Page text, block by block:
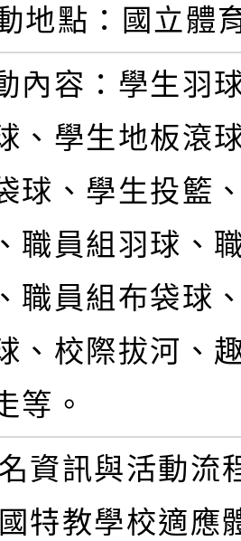
地點：國立體
內容：學生羽
、學生地板滾
球、學生投籃
職員組羽球、
職員組布袋球
、校際拔河、
等。
資訊與活動流
特教學校適應